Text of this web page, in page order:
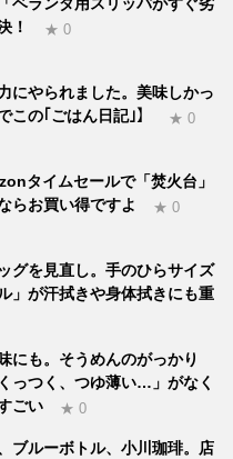
ベランダ用スリッパがすぐ劣
！
★ 0
にやられました。美味しかっ
この｢ごはん日記｣】
★ 0
タイムセールで「焚火台」
らお買い得ですよ
★ 0
グを見直し。手のひらサイズ
」が汗拭きや身体拭きにも重
にも。そうめんのがっかり
っつく、つゆ薄い…」がなく
ごい
★ 0
ブルーボトル、小川珈琲。店